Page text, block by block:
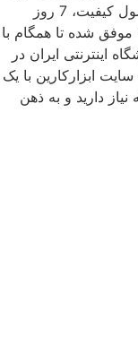
ابزار با بیش از یک دهه تجربه، با پایبندی به اصول کیفیت، 7 روز
شده تا همگام با
اینترنتی ایران در
ابزارکارین با یک
دارید و به ذهن